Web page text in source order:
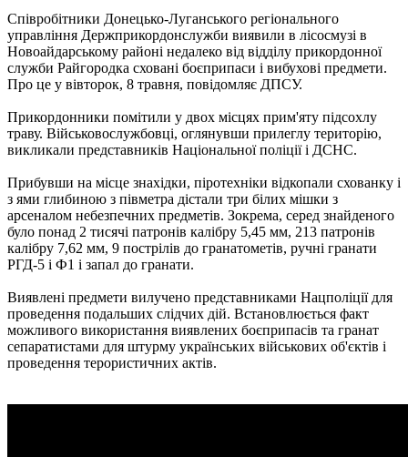
Співробітники Донецько-Луганського регіонального
управління Держприкордонслужби виявили в лісосмузі в
Новоайдарському районі недалеко від відділу прикордонної
служби Райгородка сховані боєприпаси і вибухові предмети.
Про це у вівторок, 8 травня, повідомляє ДПСУ.
Прикордонники помітили у двох місцях прим'яту підсохлу
траву. Військовослужбовці, оглянувши прилеглу територію,
викликали представників Національної поліції і ДСНС.
Прибувши на місце знахідки, піротехніки відкопали схованку і
з ями глибиною з півметра дістали три білих мішки з
арсеналом небезпечних предметів. Зокрема, серед знайденого
було понад 2 тисячі патронів калібру 5,45 мм, 213 патронів
калібру 7,62 мм, 9 пострілів до гранатометів, ручні гранати
РГД-5 і Ф1 і запал до гранати.
Виявлені предмети вилучено представниками Нацполіції для
проведення подальших слідчих дій. Встановлюється факт
можливого використання виявлених боєприпасів та гранат
сепаратистами для штурму українських військових об'єктів і
проведення терористичних актів.